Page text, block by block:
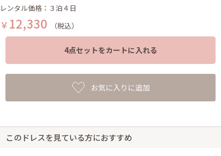
レンタル価格：３泊４日
￥ 12,330 （税込）
4点セットをカートに入れる
お気に入りに追加
このドレスを見ている方におすすめ